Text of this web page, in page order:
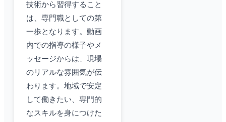
技術から習得すること
は、専門職としての第
一歩となります。動画
内での指導の様子やメ
ッセージからは、現場
のリアルな雰囲気が伝
わります。地域で安定
して働きたい、専門的
なスキルを身につけた